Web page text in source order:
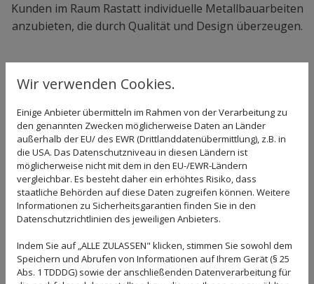
Kunden im Raum Rastatt individuelle Metallbauarbeiten
anzubieten, die durch Qualität und Design überzeugen.
Individuelle Wintergärten – für mehr
Lebensqualität
EinWintergartenist mehr als eine bauliche
Erweiterung – er ist ein persönlicher Rückzugsort, der
Licht und Naturverbundenheit in Ihr Zuhause bringt.
Mit einer maßgeschneiderten Lösung von der
Metallbau Kunschner GmbH genießen Sie nicht nur
schon im Frühling die ersten Sonnenstrahlen, sondern
profitieren auch von Heizkosteneinsparungen durch
die direkte Nutzung der Sonnenenergie. Selbst in den
Wintermonaten bleibt die Sommeratmosphäre
Wir verwenden Cookies.
Einige Anbieter übermitteln im Rahmen von der Verarbeitung zu
den genannten Zwecken möglicherweise Daten an Länder
außerhalb der EU/ des EWR (Drittlanddatenübermittlung), z.B. in
die USA. Das Datenschutzniveau in diesen Ländern ist
möglicherweise nicht mit dem in den EU-/EWR-Ländern
vergleichbar. Es besteht daher ein erhöhtes Risiko, dass
staatliche Behörden auf diese Daten zugreifen können. Weitere
Informationen zu Sicherheitsgarantien finden Sie in den
Datenschutzrichtlinien des jeweiligen Anbieters.
Indem Sie auf „ALLE ZULASSEN" klicken, stimmen Sie sowohl dem
Speichern und Abrufen von Informationen auf Ihrem Gerät (§ 25
Abs. 1 TDDDG) sowie der anschließenden Datenverarbeitung für